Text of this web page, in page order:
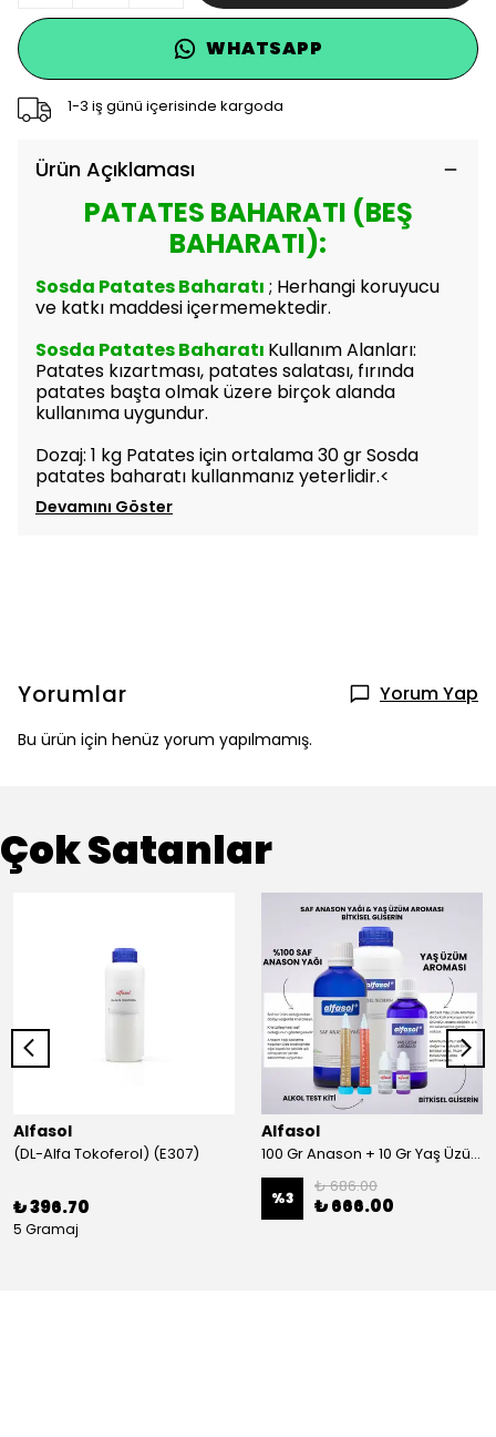
WHATSAPP
1-3 iş günü içerisinde kargoda
Ürün Açıklaması
PATATES BAHARATI (BEŞ
BAHARATI):
Sosda Patates Baharatı ; Herhangi koruyucu
ve katkı maddesi içermemektedir.
Sosda Patates Baharatı Kullanım Alanları:
Patates kızartması, patates salatası, fırında
patates başta olmak üzere birçok alanda
kullanıma uygundur.
Dozaj: 1 kg Patates için ortalama 30 gr Sosda
patates baharatı kullanmanız yeterlidir.<
Devamını Göster
Yorumlar Yorum Yap
Bu ürün için henüz yorum yapılmamış.
Çok Satanlar
Alfasol
(DL-Alfa Tokoferol) (E307)
₺ 396.70
5 Gramaj
Alfasol
100 Gr Anason + 10 Gr Yaş Üzüm + 250 Gr Gliserin + Alkol Test Kiti
%3
₺ 686.00
₺ 666.00